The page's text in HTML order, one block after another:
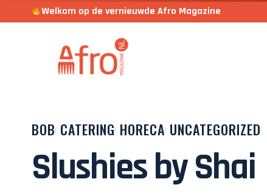
Welkom op de vernieuwde Afro Magazine
BOB CATERING HORECA UNCATEGORIZED
Slushies by Shai